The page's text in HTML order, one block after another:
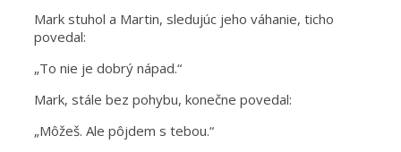
Mark stuhol a Martin, sledujúc jeho váhanie, ticho
povedal:
„To nie je dobrý nápad.“
Mark, stále bez pohybu, konečne povedal:
„Môžeš. Ale pôjdem s tebou.“